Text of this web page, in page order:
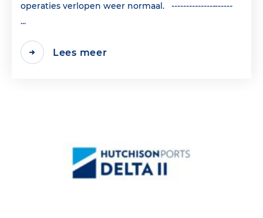
operaties verlopen weer normaal. ---------------------
...
Lees meer